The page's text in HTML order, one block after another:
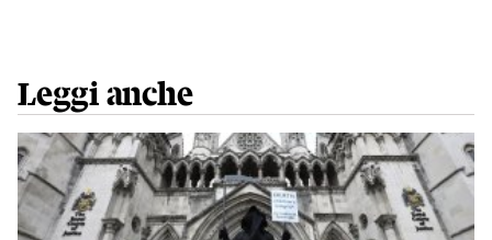
Leggi anche